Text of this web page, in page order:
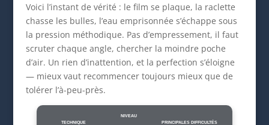
Voici l’instant de vérité : le film se plaque, la raclette
chasse les bulles, l’eau emprisonnée s’échappe sous
la pression méthodique. Pas d’empressement, il faut
scruter chaque angle, chercher la moindre poche
d’air. Un rien d’inattention, et la perfection s’éloigne
— mieux vaut recommencer toujours mieux que de
tolérer l’à-peu-près.
TECHNIQUE
NIVEAU
PRINCIPALES DIFFICULTÉS